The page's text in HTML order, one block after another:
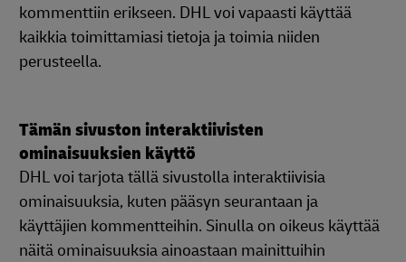
kommenttiin erikseen. DHL voi vapaasti käyttää
kaikkia toimittamiasi tietoja ja toimia niiden
perusteella.
Tämän sivuston interaktiivisten
ominaisuuksien käyttö
DHL voi tarjota tällä sivustolla interaktiivisia
ominaisuuksia, kuten pääsyn seurantaan ja
käyttäjien kommentteihin. Sinulla on oikeus käyttää
näitä ominaisuuksia ainoastaan mainittuihin